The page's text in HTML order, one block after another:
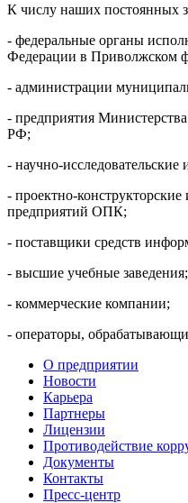
К числу наших постоянных
- федеральные органы
Федерации в Приволжском
- администрации
- предприятия
РФ;
- научно-исследовательские
- проектно-
предприятий ОПК;
- поставщики средств
- высшие учебные заведения;
- коммерческие компании;
- операторы,
О предприятии
Новости
Карьера
Партнеры
Лицензии
Противодействие
Документы
Контакты
Пресс-центр